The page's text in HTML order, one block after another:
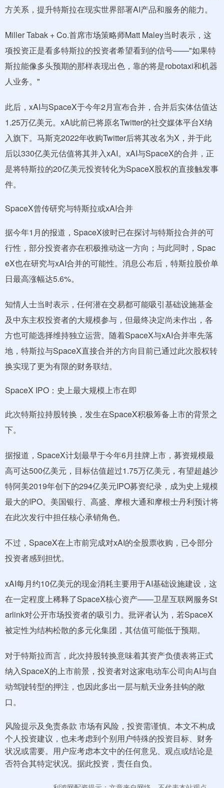
方关系，提升特斯拉在现实世界部署AI产品和服务的能力。
Miller Tabak + Co.首席市场策略师Matt Maley当时表示，这
项投资正是看多特斯拉的投资者希望看到的信号——"如果特
斯拉能像多头预期的那样表现出色，靠的将是robotaxi和机器
人业务。"
此后，xAI与SpaceX于今年2月宣布合并，合并后实体估值达
1.25万亿美元。xAI此前已将原名Twitter的社交媒体平台X纳
入旗下。马斯克2022年收购Twitter后将其改名为X，并于此
后以330亿美元估值将其并入xAI。xAI与SpaceX的合并，正
是将特斯拉的20亿美元投资转化为SpaceX股权的直接触发事
件。
SpaceX曾传研究与特斯拉或xAI合并
据今年1月的报道，SpaceX彼时已在探讨与特斯拉合并的可
行性，部分投资者亦在积极推动这一方向；与此同时，Spac
eX也在研究与xAI合并的可能性。消息公布后，特斯拉股价单
日最高涨幅达5.6%。
知情人士当时表示，任何潜在交易都可能吸引基础设施基金
及中东主权投资者的大规模参与，但最终决定尚未作出，各
方也可能选择维持独立运营。随着SpaceX与xAI合并率先落
地，特斯拉与SpaceX直接合并的方向目前已通过此次股权转
换实现了更为有限的财务联结。
SpaceX IPO：史上最大规模上市在即
此次特斯拉持股转换，发生在SpaceX积极筹备上市的背景之
下。
据报道，SpaceX计划最早于今年6月挂牌上市，募资规模最
高可达500亿美元，目标估值超过1.75万亿美元，有望超越沙
特阿美2019年创下的294亿美元IPO募资纪录，成为史上规模
最大的IPO。美国银行、高盛、摩根大通和摩根士丹利预计将
在此次发行中担任核心承销角色。
不过，SpaceX在上市前完成对xAI的全股票收购，已令部分
投资者感到担忧。
xAI每月约10亿美元的现金消耗主要用于AI基础设施建设，这
在一定程度上稀释了SpaceX核心资产——卫星互联网服务St
arlink对公开市场投资者的吸引力。批评者认为，若SpaceX
被定性为结构松散的多元化集团，其估值可能低于预期。
对于特斯拉而言，此次持股转换意味着其资产负债表将正式
纳入SpaceX的上市前景，投资者对这家电动车公司向AI与自
动驾驶转型的押注，也因此多出一层与航天业务挂钩的敞
口。
风险提示及免责条款 市场有风险，投资需谨慎。本文不构成
个人投资建议，也未考虑到个别用户特殊的投资目标、财务
状况或需要。用户应考虑本文中的任何意见、观点或结论是
否符合其特定状况。据此投资，责任自负。